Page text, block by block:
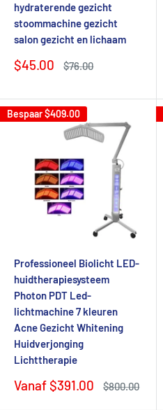
hydraterende gezicht
stoommachine gezicht
salon gezicht en lichaam
Verkoopprijs
$45.00
Normale
$76.00
Bespaar$409.00
Professioneel Biolicht LED-
huidtherapiesysteem
Photon PDT Led-
lichtmachine 7 kleuren
Acne Gezicht Whitening
Huidverjonging
Lichttherapie
Verkoopprijs
Vanaf $391.00
Normale
$800.00